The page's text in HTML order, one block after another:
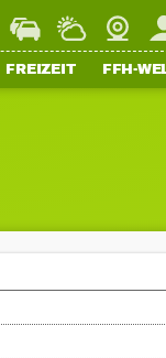
StaupilotWetter
FREIZEIT FFH-